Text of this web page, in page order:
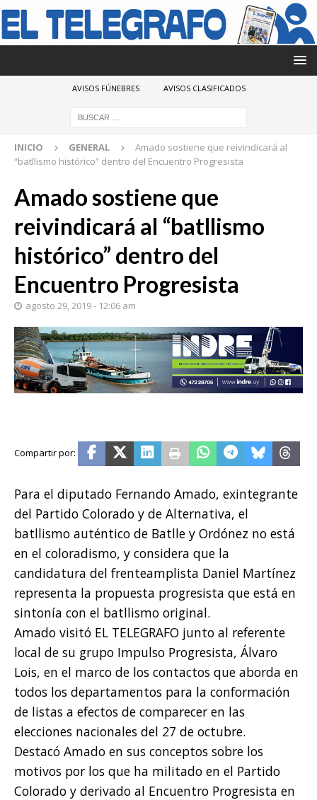
AVISOS FÚNEBRES AVISOS CLASIFICADOS
INICIO GENERAL
Amado sostiene que reivindicará al
“batllismo histórico” dentro del Encuentro Progresista
Amado sostiene que
reivindicará al “batllismo
histórico” dentro del
Encuentro Progresista
agosto 29, 2019 - 12:06 am
Para el diputado Fernando Amado, exintegrante
del Partido Colorado y de Alternativa, el
batllismo auténtico de Batlle y Ordónez no está
en el coloradismo, y considera que la
candidatura del frenteamplista Daniel Martínez
representa la propuesta progresista que está en
sintonía con el batllismo original.
Amado visitó EL TELEGRAFO junto al referente
local de su grupo Impulso Progresista, Álvaro
Lois, en el marco de los contactos que aborda en
todos los departamentos para la conformación
de listas a efectos de comparecer en las
elecciones nacionales del 27 de octubre.
Destacó Amado en sus conceptos sobre los
motivos por los que ha militado en el Partido
Colorado y derivado al Encuentro Progresista en